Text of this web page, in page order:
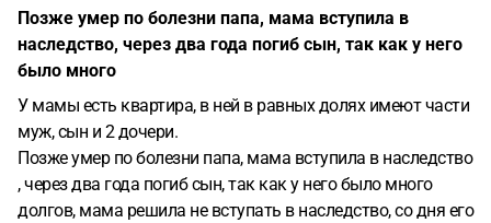
Позже умер по болезни папа, мама вступила в
наследство, через два года погиб сын, так как у него
было много
У мамы есть квартира, в ней в равных долях имеют части
муж, сын и 2 дочери.
Позже умер по болезни папа, мама вступила в наследство
, через два года погиб сын, так как у него было много
долгов, мама решила не вступать в наследство, со дня его